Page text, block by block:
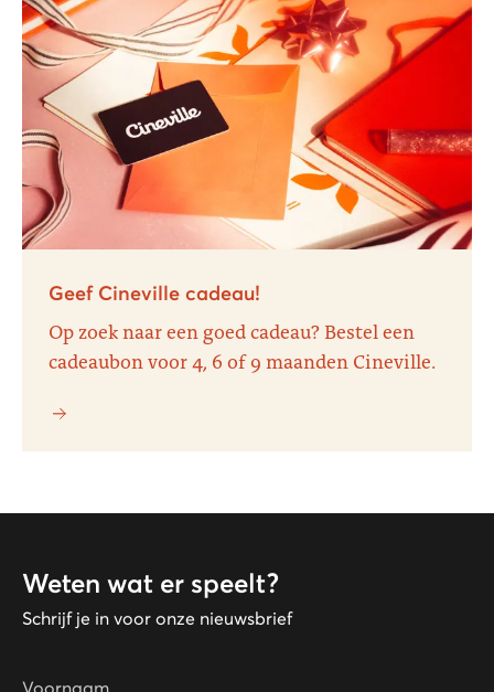
Geef Cineville cadeau!
Op zoek naar een goed cadeau? Bestel een
cadeaubon voor 4, 6 of 9 maanden Cineville.
Weten wat er speelt?
Schrijf je in voor onze nieuwsbrief
Voornaam